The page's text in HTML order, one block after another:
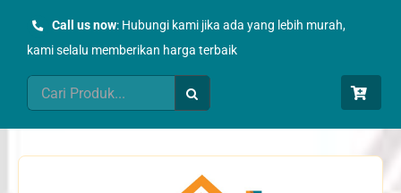
Call us now: Hubungi kami jika ada yang lebih murah,
kami selalu memberikan harga terbaik
Search
for: